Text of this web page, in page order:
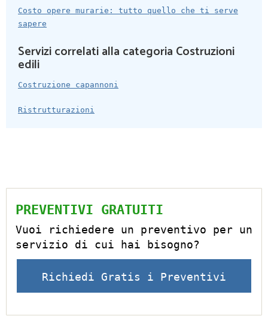
Costo opere murarie: tutto quello che ti serve
sapere
Servizi correlati alla categoria Costruzioni
edili
Costruzione capannoni
Ristrutturazioni
PREVENTIVI GRATUITI
Vuoi richiedere un preventivo per un
servizio di cui hai bisogno?
Richiedi Gratis i Preventivi